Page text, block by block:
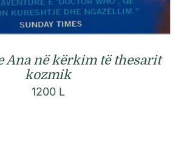
Ana në kërkim të thesarit
kozmik
1200 L